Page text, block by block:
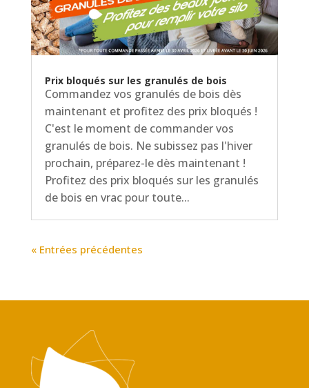
Prix bloqués sur les granulés de bois
Commandez vos granulés de bois dès
maintenant et profitez des prix bloqués !
C'est le moment de commander vos
granulés de bois. Ne subissez pas l'hiver
prochain, préparez-le dès maintenant !
Profitez des prix bloqués sur les granulés
de bois en vrac pour toute...
« Entrées précédentes